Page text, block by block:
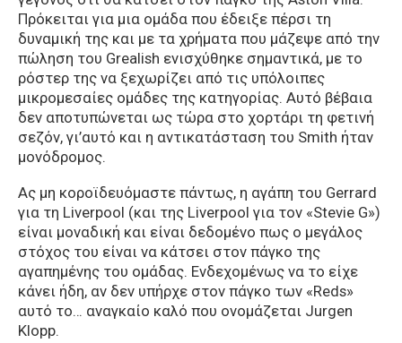
Πρόκειται για μια ομάδα που έδειξε πέρσι τη
δυναμική της και με τα χρήματα που μάζεψε από την
πώληση του Grealish ενισχύθηκε σημαντικά, με το
ρόστερ της να ξεχωρίζει από τις υπόλοιπες
μικρομεσαίες ομάδες της κατηγορίας. Αυτό βέβαια
δεν αποτυπώνεται ως τώρα στο χορτάρι τη φετινή
σεζόν, γι’αυτό και η αντικατάσταση του Smith ήταν
μονόδρομος.
Ας μη κοροϊδευόμαστε πάντως, η αγάπη του Gerrard
για τη Liverpool (και της Liverpool για τον «Stevie G»)
είναι μοναδική και είναι δεδομένο πως ο μεγάλος
στόχος του είναι να κάτσει στον πάγκο της
αγαπημένης του ομάδας. Ενδεχομένως να το είχε
κάνει ήδη, αν δεν υπήρχε στον πάγκο των «Reds»
αυτό το… αναγκαίο καλό που ονομάζεται Jurgen
Klopp.